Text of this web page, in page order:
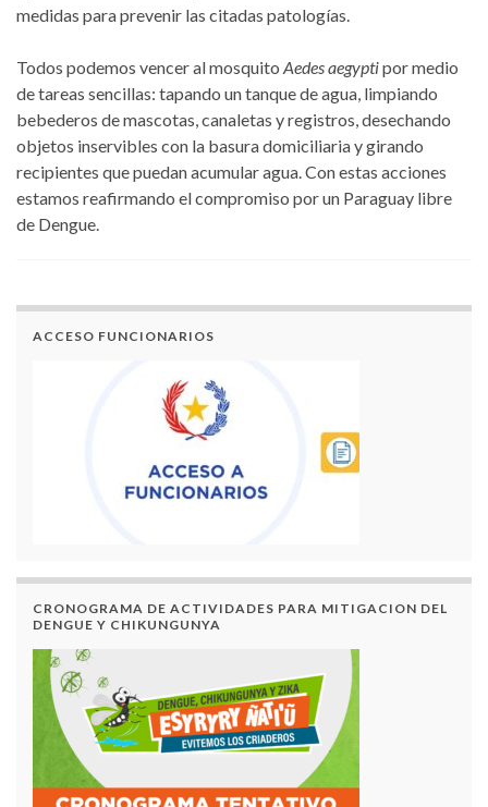
medidas para prevenir las citadas patologías.
Todos podemos vencer al mosquito Aedes aegyptipor medio
de tareas sencillas: tapando un tanque de agua, limpiando
bebederos de mascotas, canaletas y registros, desechando
objetos inservibles con la basura domiciliaria y girando
recipientes que puedan acumular agua. Con estas acciones
estamos reafirmando el compromiso por un Paraguay libre
de Dengue.
ACCESO FUNCIONARIOS
CRONOGRAMA DE ACTIVIDADES PARA MITIGACION DEL
DENGUE Y CHIKUNGUNYA